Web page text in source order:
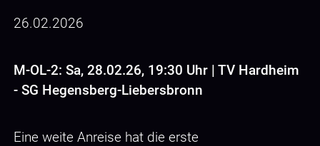
26.02.2026
M-OL-2: Sa, 28.02.26, 19:30 Uhr | TV Hardheim
- SG Hegensberg-Liebersbronn
Eine weite Anreise hat die erste